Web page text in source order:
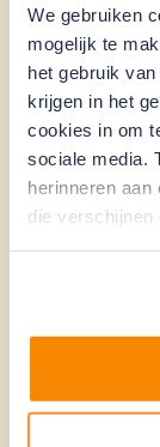
We gebruiken
mogelijk te
het gebruik
krijgen in het
cookies in om
sociale media.
herinneren aan
die verschijnen
Wie